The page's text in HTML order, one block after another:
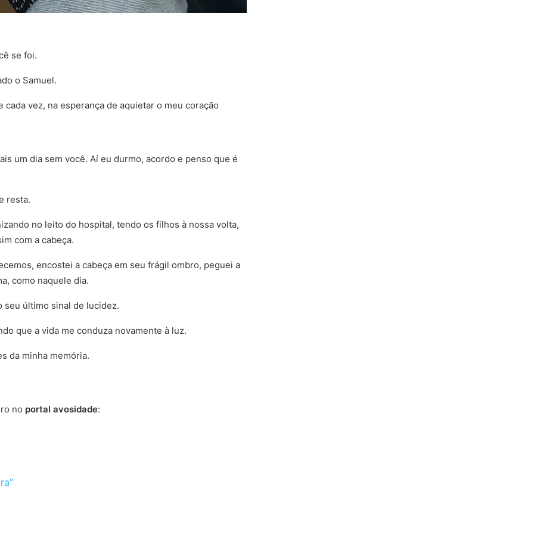
se foi.
o Samuel.
vez, na esperança de aquietar o meu coração
um dia sem você. Aí eu durmo, acordo e penso que é
resta.
no leito do hospital, tendo os filhos à nossa volta,
com a cabeça.
encostei a cabeça em seu frágil ombro, peguei a
como naquele dia.
seu último sinal de lucidez.
que a vida me conduza novamente à luz.
da minha memória.
no portal avosidade: